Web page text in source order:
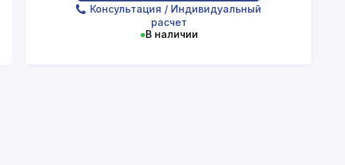
Консультация / Индивидуальный
расчет
●В наличии